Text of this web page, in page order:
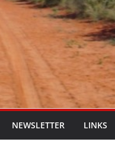
NEWSLETTER LINKS